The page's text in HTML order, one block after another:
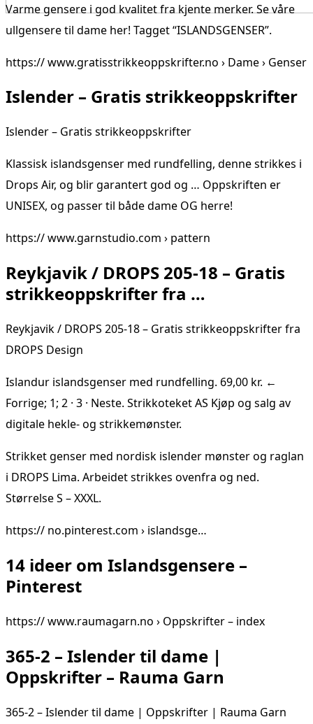
Varme gensere i god kvalitet fra kjente merker. Se våre
ullgensere til dame her! Tagget “ISLANDSGENSER”.
https:// www.gratisstrikkeoppskrifter.no › Dame › Genser
Islender – Gratis strikkeoppskrifter
Islender – Gratis strikkeoppskrifter
Klassisk islandsgenser med rundfelling, denne strikkes i
Drops Air, og blir garantert god og … Oppskriften er
UNISEX, og passer til både dame OG herre!
https:// www.garnstudio.com › pattern
Reykjavik / DROPS 205-18 – Gratis
strikkeoppskrifter fra …
Reykjavik / DROPS 205-18 – Gratis strikkeoppskrifter fra
DROPS Design
Islandur islandsgenser med rundfelling. 69,00 kr. ←
Forrige; 1; 2 · 3 · Neste. Strikkoteket AS Kjøp og salg av
digitale hekle- og strikkemønster.
Strikket genser med nordisk islender mønster og raglan
i DROPS Lima. Arbeidet strikkes ovenfra og ned.
Størrelse S – XXXL.
https:// no.pinterest.com › islandsge…
14 ideer om Islandsgensere –
Pinterest
https:// www.raumagarn.no › Oppskrifter – index
365-2 – Islender til dame |
Oppskrifter – Rauma Garn
365-2 – Islender til dame | Oppskrifter | Rauma Garn